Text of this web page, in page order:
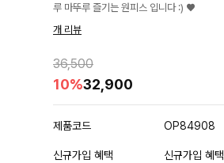
루 마뚜루 즐기는 원피스 입니다 :) ♥
개 리뷰
36,500
10%32,900
제품코드 OP84908
신규가입 혜택 신규가입 혜택